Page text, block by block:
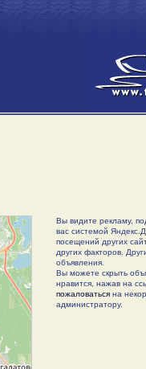
Вы видите рекламу,
вас системой
посещений других
других факторов.
объявления.
Вы можете скрыть
нравится, нажав на
пожаловатьсяна
администратору.